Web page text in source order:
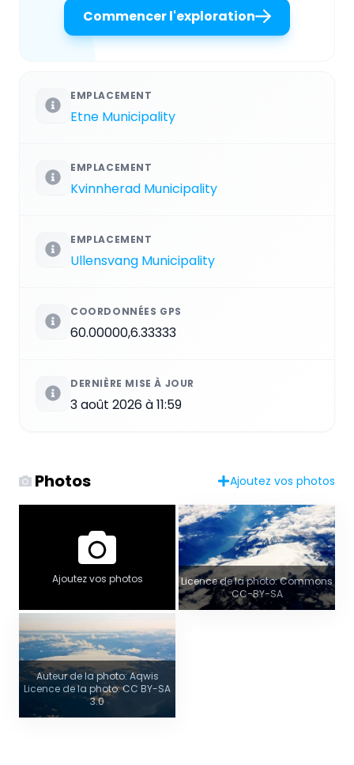
Commencer l'exploration
EMPLACEMENT
Etne Municipality
EMPLACEMENT
Kvinnherad Municipality
EMPLACEMENT
Ullensvang Municipality
COORDONNÉES GPS
60.00000,6.33333
DERNIÈRE MISE À JOUR
3 août 2026 à 11:59
Photos Ajoutez vos photos
Ajoutez vos photos
Licence de la photo: Commons
CC-BY-SA
Auteur de la photo: Aqwis
Licence de la photo: CC BY-SA
3.0